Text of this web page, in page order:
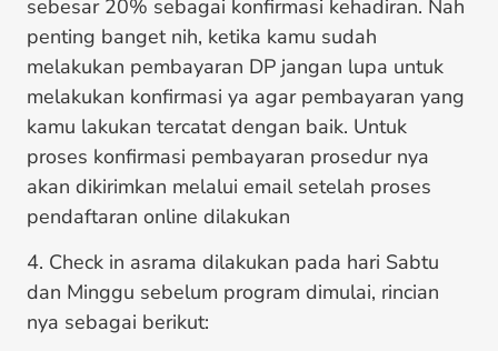
sebesar 20% sebagai konfirmasi kehadiran. Nah
penting banget nih, ketika kamu sudah
melakukan pembayaran DP jangan lupa untuk
melakukan konfirmasi ya agar pembayaran yang
kamu lakukan tercatat dengan baik. Untuk
proses konfirmasi pembayaran prosedur nya
akan dikirimkan melalui email setelah proses
pendaftaran online dilakukan
4. Check in asrama dilakukan pada hari Sabtu
dan Minggu sebelum program dimulai, rincian
nya sebagai berikut: